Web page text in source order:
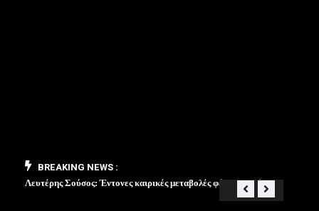
BREAKING NEWS :
Λευτέρης Σούσος: Έντονες καιρικές μεταβολές φέρνει ο Μάιος